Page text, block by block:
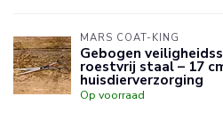
MARS COAT-KING
Gebogen
roestvrij staal – 17
huisdierverzorging
Op voorraad